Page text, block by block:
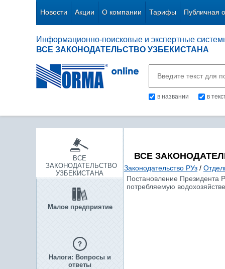
Новости Акции О компании Тарифы Публичная
Информационно-поисковые и экспертные
ВСЕ ЗАКОНОДАТЕЛЬСТВО УЗБЕКИСТАНА
в названии в
ВСЕ
ЗАКОНОДАТЕЛЬСТВО
УЗБЕКИСТАНА
Малое предприятие
Налоги: Вопросы и
ответы
ВСЕ
Законодательство РУз /
Постановление Президента
потребляемую